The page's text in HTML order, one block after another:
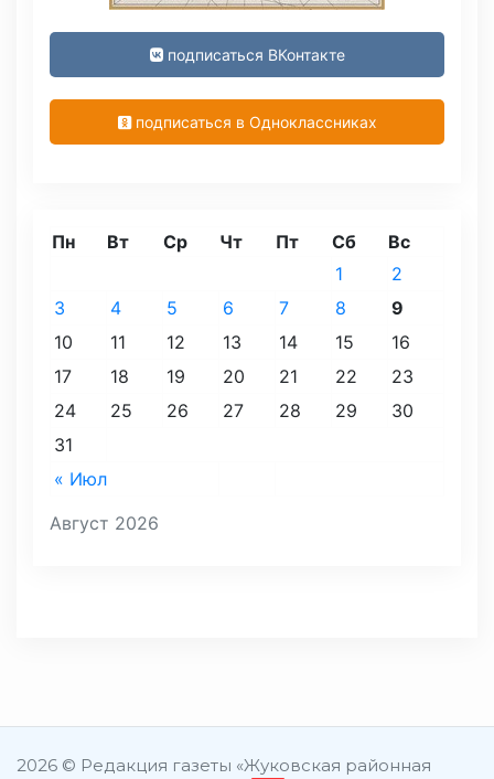
подписаться ВКонтакте
подписаться в Одноклассниках
Август 2026
Пн Вт Ср Чт Пт Сб Вс
« Июл
1
2
3
4 5 6 7 8
9
10
11 12 13 14 15
16
17
18 19 20 21 22
23
24
25 26 27 28 29
30
31
2026 © Редакция газеты «Жуковская районная